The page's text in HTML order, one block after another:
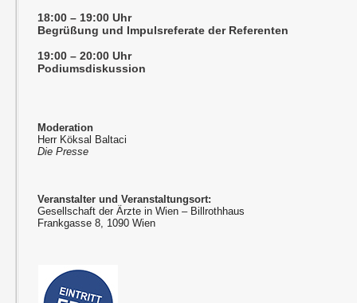
18:00 – 19:00 Uhr
Begrüßung und Impulsreferate der Referenten
19:00 – 20:00 Uhr
Podiumsdiskussion
Moderation
Herr Köksal Baltaci
Die Presse
Veranstalter und Veranstaltungsort:
Gesellschaft der Ärzte in Wien – Billrothhaus
Frankgasse 8, 1090 Wien